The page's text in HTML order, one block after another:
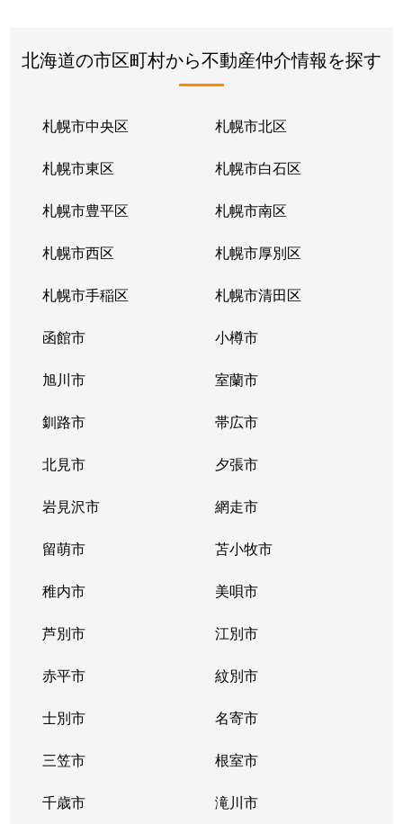
北海道の市区町村から不動産仲介情報を探す
札幌市中央区 札幌市北区
札幌市東区 札幌市白石区
札幌市豊平区 札幌市南区
札幌市西区 札幌市厚別区
札幌市手稲区 札幌市清田区
函館市 小樽市
旭川市 室蘭市
釧路市 帯広市
北見市 夕張市
岩見沢市 網走市
留萌市 苫小牧市
稚内市 美唄市
芦別市 江別市
赤平市 紋別市
士別市 名寄市
三笠市 根室市
千歳市 滝川市